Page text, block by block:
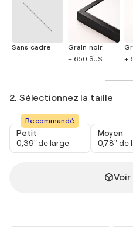
Sans cadre
Grain noir
+ 650 $US
+
2. Sélectionnez la taille
Recommandé
Petit
0,39" de large
Moyen
0,78" de
Voir